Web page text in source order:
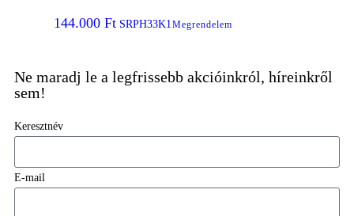
144.000 Ft SRPH33K1 Megrendelem
Ne maradj le a legfrissebb akcióinkról, híreinkről
sem!
Keresztnév
E-mail